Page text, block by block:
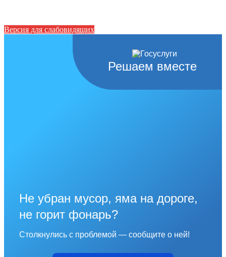
Версия для слабовидящих
Решаем вместе
Не убран мусор, яма на дороге,
не горит фонарь?
Столкнулись с проблемой — сообщите о ней!